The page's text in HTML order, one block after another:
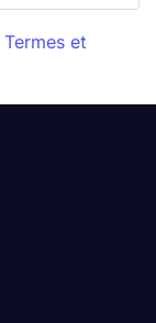
Termes et